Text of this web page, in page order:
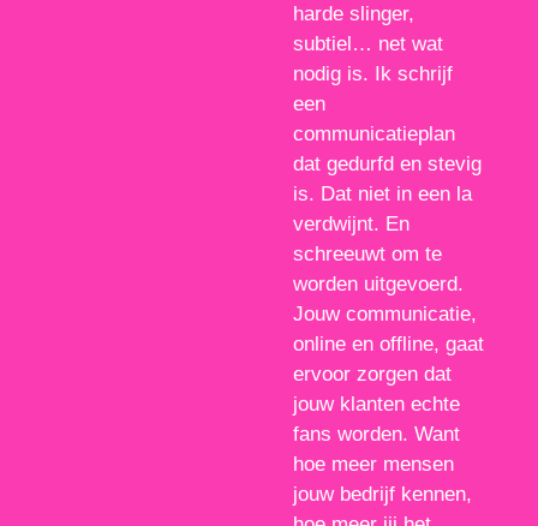
harde slinger,
subtiel… net wat
nodig is. Ik schrijf
een
communicatieplan
dat gedurfd en stevig
is. Dat niet in een la
verdwijnt. En
schreeuwt om te
worden uitgevoerd.
Jouw communicatie,
online en offline, gaat
ervoor zorgen dat
jouw klanten echte
fans worden. Want
hoe meer mensen
jouw bedrijf kennen,